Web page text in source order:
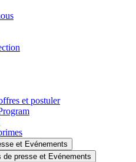
et postuler
et Evénements
de presse et Evénements